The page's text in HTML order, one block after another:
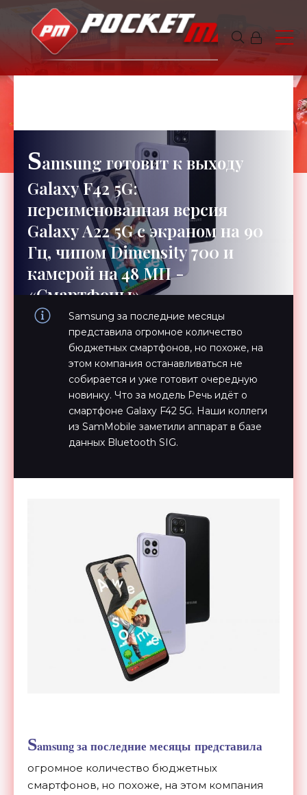
6 минут чтения
Samsung готовит к выходу
Galaxy F42 5G:
переименованная версия
Galaxy A22 5G c экраном на 90
Гц, чипом Dimensity 700 и
камерой на 48 МП -
«Смартфоны»
Добавлено: 20 августа 2021
Samsung за последние месяцы
представила огромное количество
бюджетных смартфонов, но похоже, на
этом компания останавливаться не
собирается и уже готовит очередную
новинку. Что за модель Речь идёт о
смартфоне Galaxy F42 5G. Наши коллеги
из SamMobile заметили аппарат в базе
данных Bluetooth SIG.
Samsung за последние месяцы представила
огромное количество бюджетных
смартфонов, но похоже, на этом компания